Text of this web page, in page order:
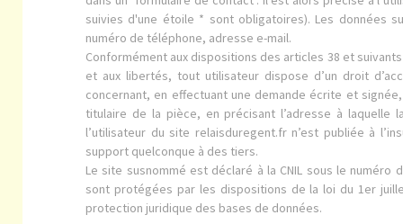
suivies d'une étoile * sont obligatoires). Les données
numéro de téléphone, adresse e-mail.
Conformément aux dispositions des articles 38 et
et aux libertés, tout utilisateur dispose d’un droit
concernant, en effectuant une demande écrite et
titulaire de la pièce, en précisant l’adresse à laquelle
l’utilisateur du site relaisduregent.fr n’est publiée à
support quelconque à des tiers.
Le site susnommé est déclaré à la CNIL sous le numéro
sont protégées par les dispositions de la loi du 1er
protection juridique des bases de données.